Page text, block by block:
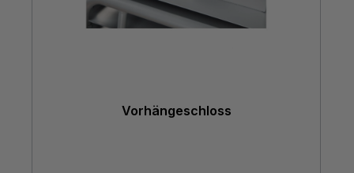
Vorhängeschloss